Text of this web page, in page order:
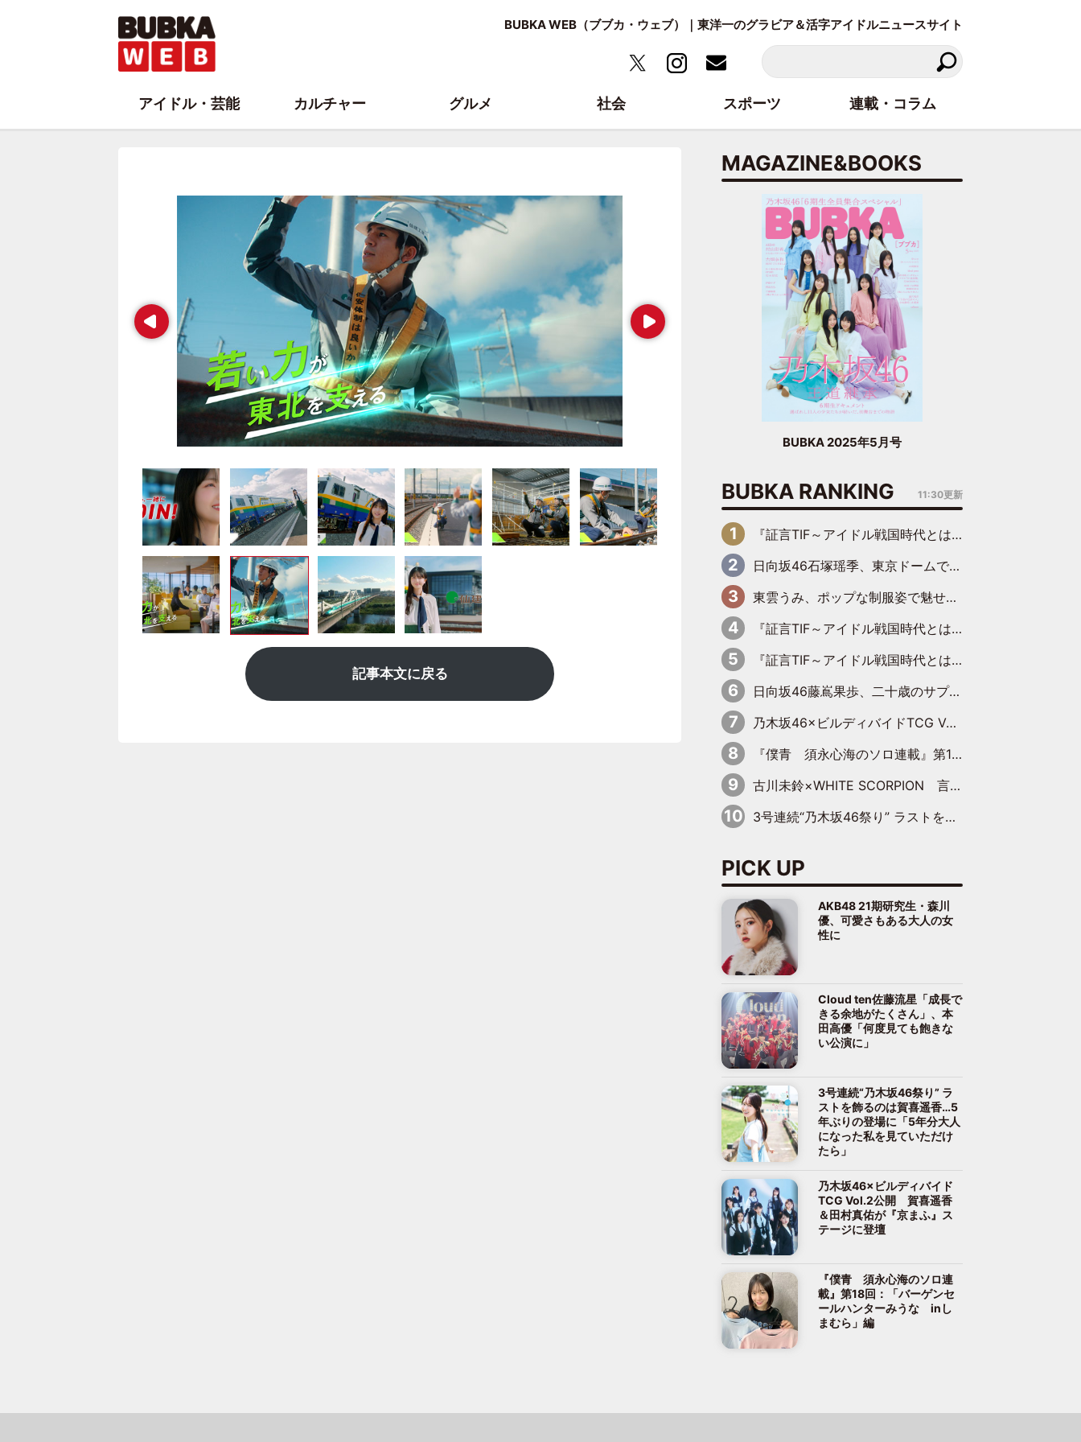
BUBKA WEB（ブブカ・ウェブ）｜東洋一のグラビア＆活字アイドルニュースサイト
Prev Next
記事本文に戻る
MAGAZINE&BOOKS
BUBKA 2025年5月号
BUBKA RANKING 11:30更新
『証言TIF～アイドル戦国時代とはなんだったのか～』第6回：でんぱ組.inc・古川未鈴×相沢梨紗「『ハロプロやりたかったな』って言ったら、夢眠ねむさんに『てめえはでんぱ組．incなんだよ！』って肩パンされて(笑)」
日向坂46石塚瑶季、東京ドームで“観戦バレ”！ ナイツ・塙も認めた「巨人に詳しすぎるアイドル」は元VENUSスクール生で杉内コーチ推し⁉
東雲うみ、ポップな制服姿で魅せる“東雲グリーン”の正体
『証言TIF～アイドル戦国時代とはなんだったのか～』第8回：Negicco・Nao☆×Megu×Kaede「東京からオファーが来たのと、梨の皮剥きとどっちが大事なんだって」
『証言TIF～アイドル戦国時代とはなんだったのか～』第10回：さくら学院・武藤彩未×飯田らうら「正直、中3で辞めるというのを信じてなくて。そう言われてはいたけど、嘘でしょって」
日向坂46藤嶌果歩、二十歳のサプライズバースデーに大喜び「頼られる先輩になれるように努力していきたい」
乃木坂46×ビルディバイドTCG Vol.2公開 賀喜遥香＆田村真佑が『京まふ』ステージに登壇
『僕青 須永心海のソロ連載』第18回：「バーゲンセールハンターみうな inしまむら」編
古川未鈴×WHITE SCORPION 言葉が背中を押した“それぞれの決意”
3号連続“乃木坂46祭り” ラストを飾るのは賀喜遥香…5年ぶりの登場に「5年分大人になった私を見ていただけたら」
PICK UP
AKB48 21期研究生・森川
優、可愛さもある大人の女
性に
Cloud ten佐藤流星「成長で
きる余地がたくさん」、本
田高優「何度見ても飽きな
い公演に」
3号連続“乃木坂46祭り” ラ
ストを飾るのは賀喜遥香…5
年ぶりの登場に「5年分大人
になった私を見ていただけ
たら」
乃木坂46×ビルディバイド
TCG Vol.2公開 賀喜遥香
＆田村真佑が『京まふ』ス
テージに登壇
『僕青 須永心海のソロ連
載』第18回：「バーゲンセ
ールハンターみうな inし
まむら」編
アイドル・芸能 カルチャー グルメ 社会 スポーツ 連載・コラム